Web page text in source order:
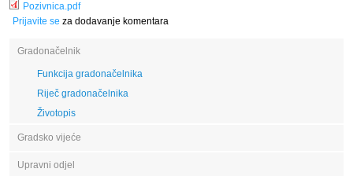
Pozivnica.pdf
Prijavite se za dodavanje komentara
Gradonačelnik
Funkcija gradonačelnika
Riječ gradonačelnika
Životopis
Gradsko vijeće
Upravni odjel